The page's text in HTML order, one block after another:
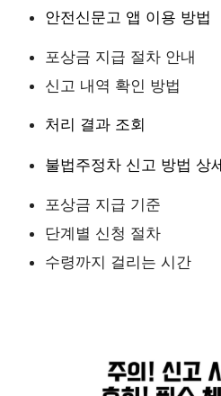
안전신문고 앱 이용 방법
포상금 지급 절차 안내
신고 내역 확인 방법
처리 결과 조회
불법주정차 신고 방법 상세
포상금 지급 기준
단계별 신청 절차
수령까지 걸리는 시간